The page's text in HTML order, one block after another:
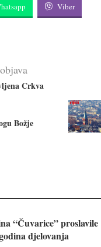
Viber
Crkva
Božje
“Čuvarice” proslavile
djelovanja